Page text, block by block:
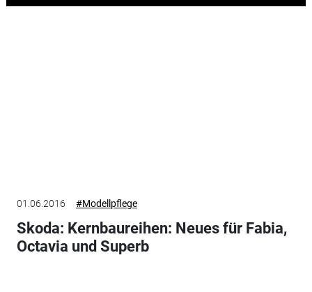
01.06.2016 #Modellpflege
Skoda: Kernbaureihen: Neues für Fabia,
Octavia und Superb